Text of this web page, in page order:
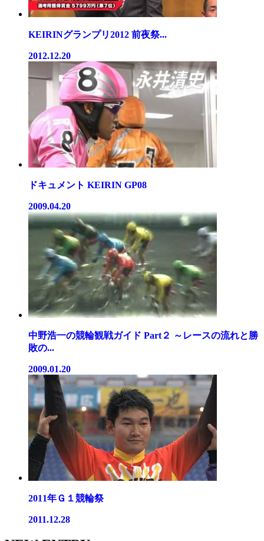
KEIRINグランプリ2012 前夜祭...
2012.12.20
ドキュメント KEIRIN GP08
2009.04.20
中野浩一の競輪観戦ガイド Part２ ～レースの流れと勝
敗の...
2009.01.20
2011年Ｇ１競輪祭
2011.12.28